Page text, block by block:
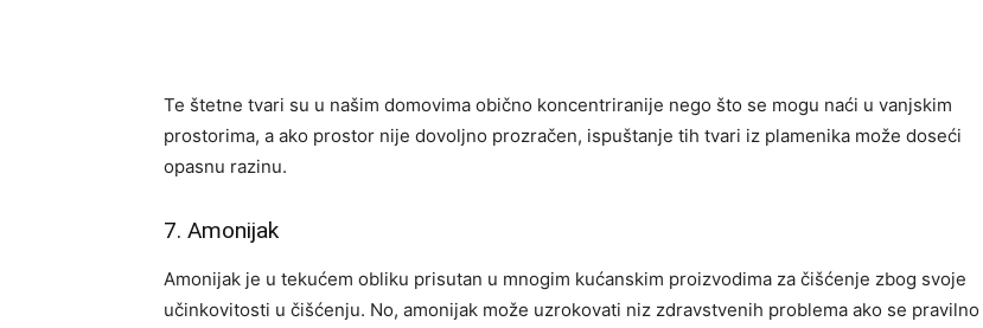
Te štetne tvari su u našim domovima obično koncentriranije nego što se mogu naći u vanjskim
prostorima, a ako prostor nije dovoljno prozračen, ispuštanje tih tvari iz plamenika može doseći
opasnu razinu.
7. Amonijak
Amonijak je u tekućem obliku prisutan u mnogim kućanskim proizvodima za čišćenje zbog svoje
učinkovitosti u čišćenju. No, amonijak može uzrokovati niz zdravstvenih problema ako se pravilno